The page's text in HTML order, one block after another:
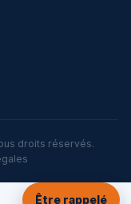
droits réservés.
Être rappelé